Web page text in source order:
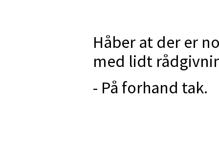
Håber at der er
med lidt
- På forhand tak.